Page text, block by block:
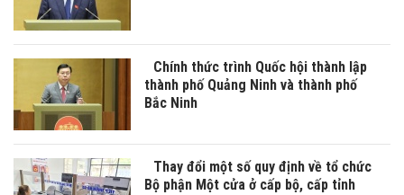
Chính thức trình Quốc hội thành lập
thành phố Quảng Ninh và thành phố
Bắc Ninh
Thay đổi một số quy định về tổ chức
Bộ phận Một cửa ở cấp bộ, cấp tỉnh